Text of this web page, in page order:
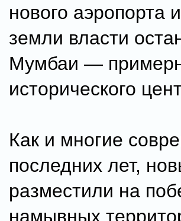
нового аэропорта
земли власти
Мумбаи —
исторического
Как и многие
последних лет,
разместили на
намывных